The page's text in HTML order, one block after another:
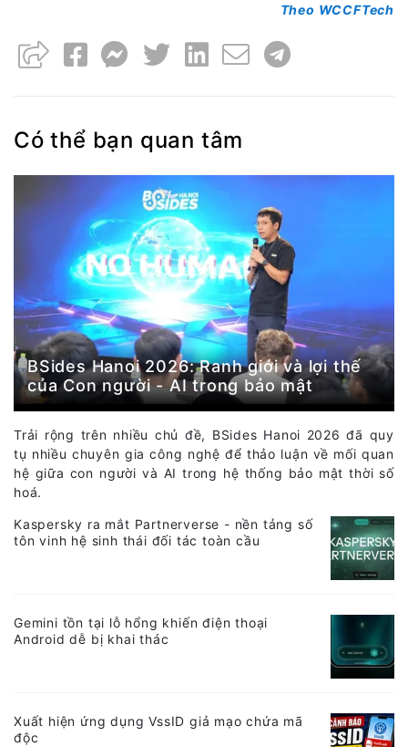
Theo WCCFTech
Có thể bạn quan tâm
BSides Hanoi 2026: Ranh giới và lợi thế
của Con người - AI trong bảo mật
Trải rộng trên nhiều chủ đề, BSides Hanoi 2026 đã quy
tụ nhiều chuyên gia công nghệ để thảo luận về mối quan
hệ giữa con người và AI trong hệ thống bảo mật thời số
hoá.
Kaspersky ra mắt Partnerverse - nền tảng số
tôn vinh hệ sinh thái đối tác toàn cầu
Gemini tồn tại lỗ hổng khiến điện thoại
Android dễ bị khai thác
Xuất hiện ứng dụng VssID giả mạo chứa mã
độc